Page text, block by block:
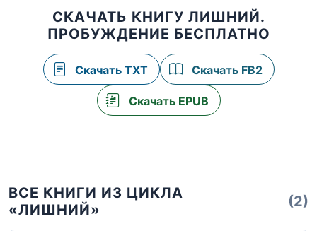
СКАЧАТЬ КНИГУ ЛИШНИЙ.
ПРОБУЖДЕНИЕ БЕСПЛАТНО
Скачать TXT Скачать FB2
Скачать EPUB
ВСЕ КНИГИ ИЗ ЦИКЛА
«ЛИШНИЙ»
(2)